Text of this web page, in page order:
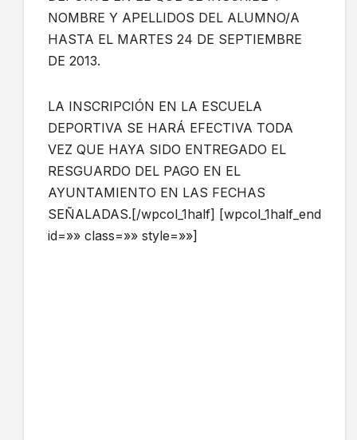
NOMBRE Y APELLIDOS DEL ALUMNO/A
HASTA EL MARTES 24 DE SEPTIEMBRE
DE 2013.
LA INSCRIPCIÓN EN LA ESCUELA
DEPORTIVA SE HARÁ EFECTIVA TODA
VEZ QUE HAYA SIDO ENTREGADO EL
RESGUARDO DEL PAGO EN EL
AYUNTAMIENTO EN LAS FECHAS
SEÑALADAS.[/wpcol_1half] [wpcol_1half_end
id=»» class=»» style=»»]